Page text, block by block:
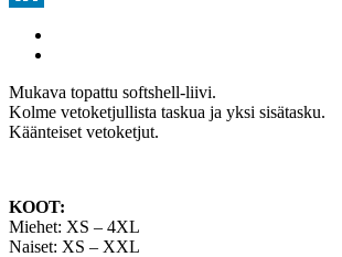
Mukava topattu softshell-liivi.
Kolme vetoketjullista taskua ja yksi sisätasku.
Käänteiset vetoketjut.
KOOT:
Miehet: XS – 4XL
Naiset: XS – XXL